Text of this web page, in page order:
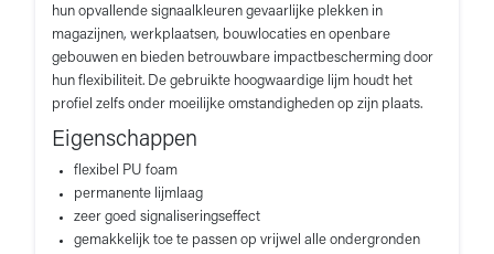
hun opvallende signaalkleuren gevaarlijke plekken in
magazijnen, werkplaatsen, bouwlocaties en openbare
gebouwen en bieden betrouwbare impactbescherming door
hun flexibiliteit. De gebruikte hoogwaardige lijm houdt het
profiel zelfs onder moeilijke omstandigheden op zijn plaats.
Eigenschappen
flexibel PU foam
permanente lijmlaag
zeer goed signaliseringseffect
gemakkelijk toe te passen op vrijwel alle ondergronden